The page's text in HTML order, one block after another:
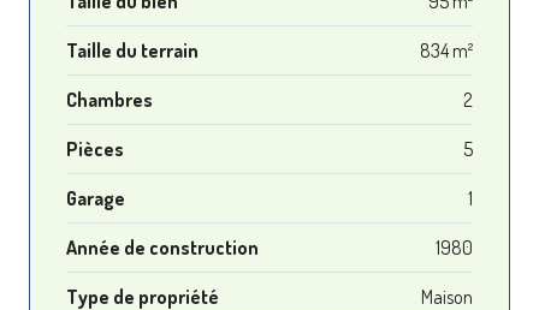
Taille du terrain 834 m²
Chambres 2
Pièces 5
Garage 1
Année de construction 1980
Type de propriété Maison